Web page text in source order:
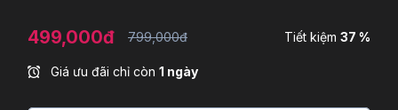
499,000đ 799,000đ Tiết kiệm 37 %
Giá ưu đãi chỉ còn 1 ngày